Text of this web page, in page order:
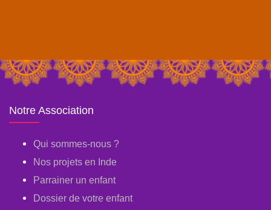
Notre Association
Qui sommes-nous ?
Nos projets en Inde
Parrainer un enfant
Dossier de votre enfant